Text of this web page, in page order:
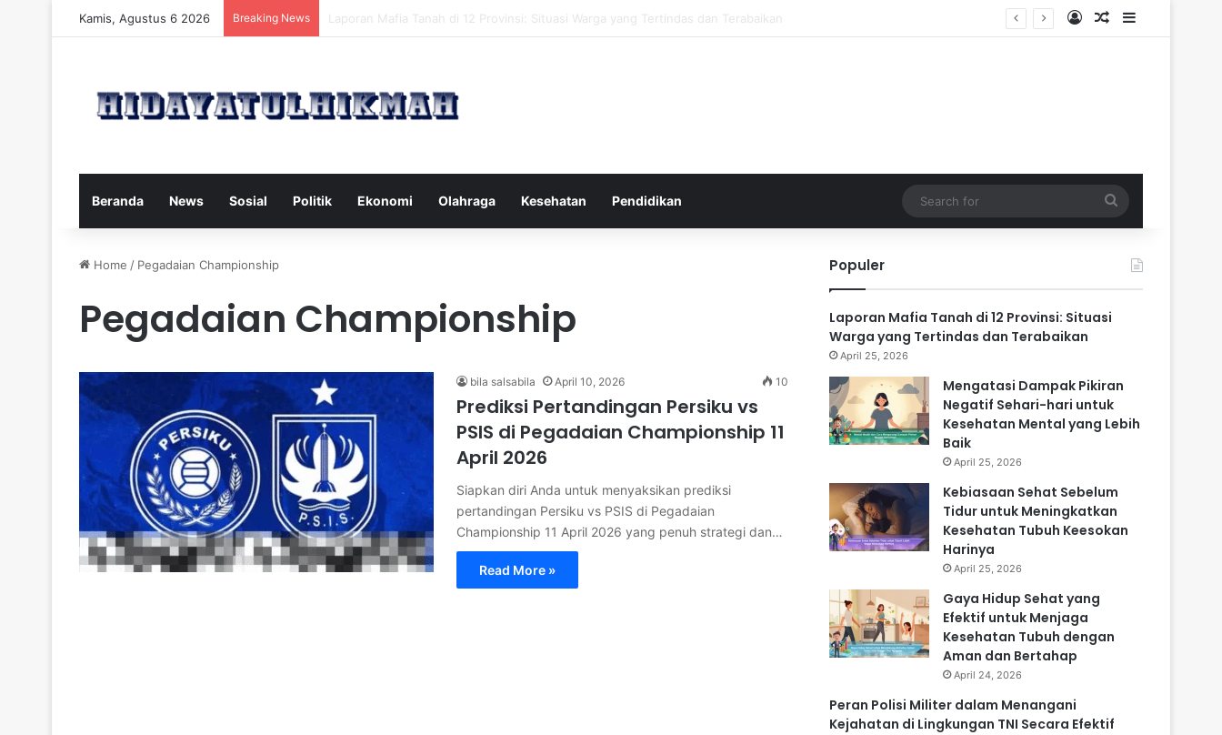
Kamis, Agustus 6 2026 Breaking News Mengatasi Dampak Pikiran Negatif Sehari-hari untuk Kesehatan Mental yang Lebih Baik Log InRandom Article
Sidebar
Beranda News Sosial Politik Ekonomi Olahraga Kesehatan Pendidikan
for
Home / Pegadaian Championship
Pegadaian Championship
bila salsabila April 10, 2026 10
Prediksi Pertandingan Persiku vs
PSIS di Pegadaian Championship 11
April 2026
Siapkan diri Anda untuk menyaksikan prediksi
pertandingan Persiku vs PSIS di Pegadaian
Championship 11 April 2026 yang penuh strategi dan…
Read More »
Populer
Laporan Mafia Tanah di 12 Provinsi: Situasi
Warga yang Tertindas dan Terabaikan
April 25, 2026
Mengatasi Dampak Pikiran
Negatif Sehari-hari untuk
Kesehatan Mental yang Lebih
Baik
April 25, 2026
Kebiasaan Sehat Sebelum
Tidur untuk Meningkatkan
Kesehatan Tubuh Keesokan
Harinya
April 25, 2026
Gaya Hidup Sehat yang
Efektif untuk Menjaga
Kesehatan Tubuh dengan
Aman dan Bertahap
April 24, 2026
Peran Polisi Militer dalam Menangani
Kejahatan di Lingkungan TNI Secara Efektif